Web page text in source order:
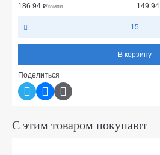
186.94 ₽/компл. 149.94
15
В корзину
Поделиться
С этим товаром покупают